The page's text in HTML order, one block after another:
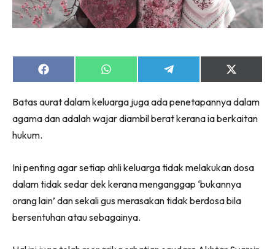
Share
on
Share
on
Share
on
Share
on
(Twitter)
Batas aurat dalam keluarga juga ada penetapannya dalam
agama dan adalah wajar diambil berat kerana ia berkaitan
hukum.
Ini penting agar setiap ahli keluarga tidak melakukan dosa
dalam tidak sedar dek kerana menganggap ‘bukannya
orang lain’ dan sekali gus merasakan tidak berdosa bila
bersentuhan atau sebagainya.